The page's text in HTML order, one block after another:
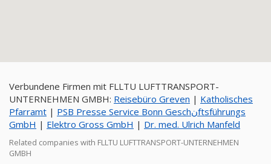
Verbundene Firmen mit FLLTU LUFTTRANSPORT-
UNTERNEHMEN GMBH: Reisebüro Greven | Katholisches
Pfarramt | PSB Presse Service Bonn Geschنftsführungs
GmbH | Elektro Gross GmbH | Dr. med. Ulrich Manfeld
Related companies with FLLTU LUFTTRANSPORT-UNTERNEHMEN
GMBH